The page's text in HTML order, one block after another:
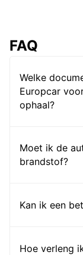
FAQ
Welke
Europcar
ophaal?
Moet ik de
brandstof?
Kan ik een
Hoe verleng